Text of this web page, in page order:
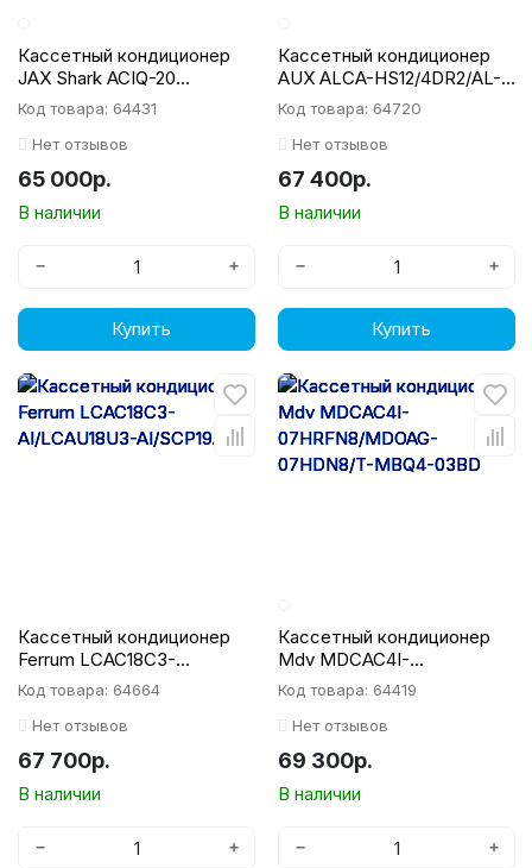
Кассетный кондиционер
JAX Shark ACIQ-20
HE02/ACIX-20 HE02
Код товара: 64431
Нет отзывов
65 000р.
В наличии
− +
Купить
Кассетный кондиционер
AUX ALCA-HS12/4DR2/AL-
HS12/4DR2(U)
Код товара: 64720
Нет отзывов
67 400р.
В наличии
− +
Купить
Кассетный кондиционер
Ferrum LCAC18C3-
AI/LCAU18U3-AI/SCP19A1
Код товара: 64664
Нет отзывов
67 700р.
В наличии
− +
Кассетный кондиционер
Mdv MDCAC4I-
07HRFN8/MDOAG-
07HDN8/T-MBQ4-03BD
Код товара: 64419
Нет отзывов
69 300р.
В наличии
− +